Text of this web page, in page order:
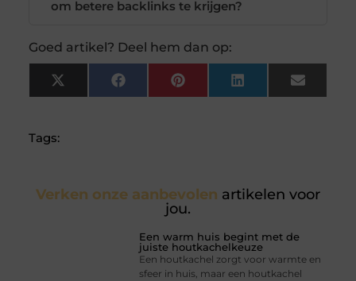
om betere backlinks te krijgen?
Goed artikel? Deel hem dan op:
X
(Twitter)
FacebookPinterest LinkedIn Email
Tags:
Verken onze aanbevolen artikelen voor
jou.
Een warm huis begint met de
juiste houtkachelkeuze
Een houtkachel zorgt voor warmte en
sfeer in huis, maar een houtkachel